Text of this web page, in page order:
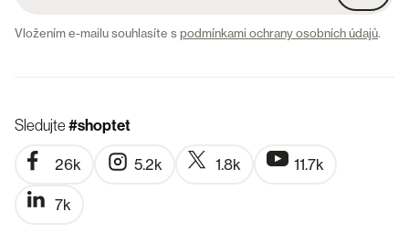
Vložením e-mailu souhlasíte spodmínkami ochrany osobních údajů.
Sledujte#shoptet
26k 5.2k 1.8k 11.7k
7k